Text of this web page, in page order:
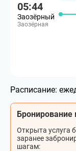
05:44
Заозёрный
Заозёрная
Расписание:
Бронирование
Открыта услуга
заранее
шагам: